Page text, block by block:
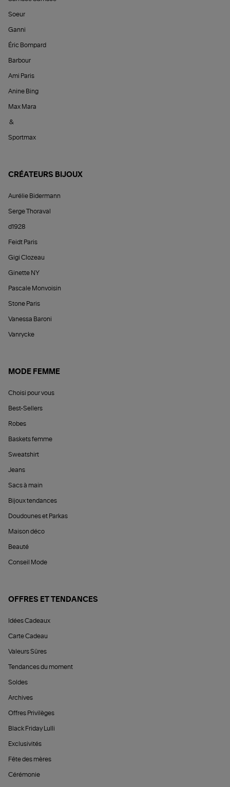
Soeur
Ganni
Éric Bompard
Barbour
Ami Paris
Anine Bing
Max Mara
&
Sportmax
CRÉATEURS BIJOUX
Aurélie Bidermann
Serge Thoraval
d1928
Feidt Paris
Gigi Clozeau
Ginette NY
Pascale Monvoisin
Stone Paris
Vanessa Baroni
Vanrycke
MODE FEMME
Choisi pour vous
Best-Sellers
Robes
Baskets femme
Sweatshirt
Jeans
Sacs à main
Bijoux tendances
Doudounes et Parkas
Maison déco
Beauté
Conseil Mode
OFFRES ET TENDANCES
Idées Cadeaux
Carte Cadeau
Valeurs Sûres
Tendances du moment
Soldes
Archives
Offres Privilèges
Black Friday Lulli
Exclusivités
Fête des mères
Cérémonie